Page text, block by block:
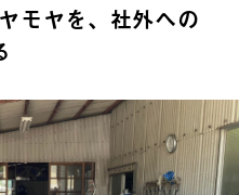
モヤを、社外への